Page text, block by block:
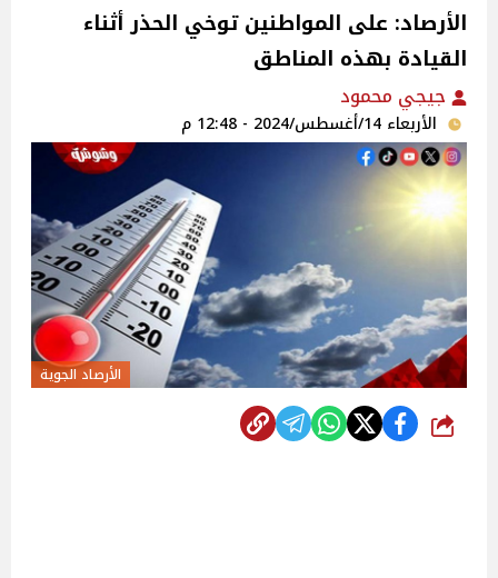
الأرصاد: على المواطنين توخي الحذر أثناء
القيادة بهذه المناطق
جيجي محمود
الأربعاء 14/أغسطس/2024 - 12:48 م
الأرصاد الجوية
شارك